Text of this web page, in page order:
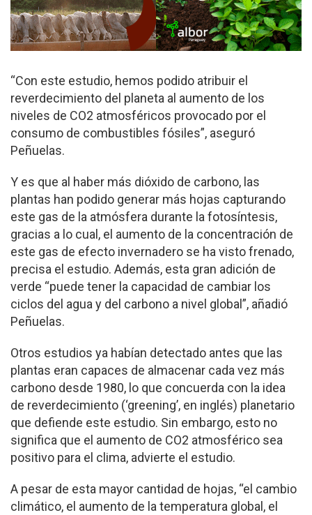
“Con este estudio, hemos podido atribuir el
reverdecimiento del planeta al aumento de los
niveles de CO2 atmosféricos provocado por el
consumo de combustibles fósiles”, aseguró
Peñuelas.
Y es que al haber más dióxido de carbono, las
plantas han podido generar más hojas capturando
este gas de la atmósfera durante la fotosíntesis,
gracias a lo cual, el aumento de la concentración de
este gas de efecto invernadero se ha visto frenado,
precisa el estudio. Además, esta gran adición de
verde “puede tener la capacidad de cambiar los
ciclos del agua y del carbono a nivel global”, añadió
Peñuelas.
Otros estudios ya habían detectado antes que las
plantas eran capaces de almacenar cada vez más
carbono desde 1980, lo que concuerda con la idea
de reverdecimiento (‘greening’, en inglés) planetario
que defiende este estudio. Sin embargo, esto no
significa que el aumento de CO2 atmosférico sea
positivo para el clima, advierte el estudio.
A pesar de esta mayor cantidad de hojas, “el cambio
climático, el aumento de la temperatura global, el